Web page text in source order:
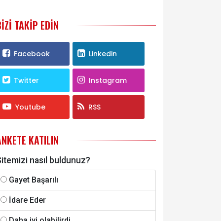
TAKIP EDIN
Facebook Linkedin
Twitter Instagram
Youtube RSS
KATILIN
nasıl buldunuz?
Gayet Başarılı
İdare Eder